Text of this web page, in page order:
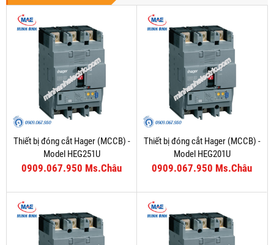
Thiết bị đóng cắt Hager (MCCB) -
Model HEG251U
0909.067.950 Ms.Châu
Thiết bị đóng cắt Hager (MCCB) -
Model HEG201U
0909.067.950 Ms.Châu